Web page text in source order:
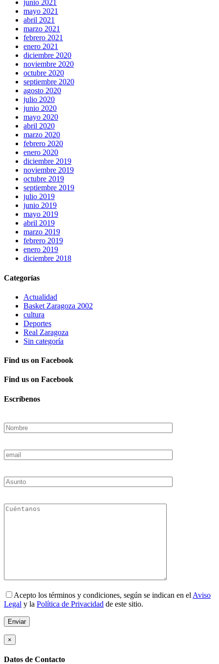
junio 2021
mayo 2021
abril 2021
marzo 2021
febrero 2021
enero 2021
diciembre 2020
noviembre 2020
octubre 2020
septiembre 2020
agosto 2020
julio 2020
junio 2020
mayo 2020
abril 2020
marzo 2020
febrero 2020
enero 2020
diciembre 2019
noviembre 2019
octubre 2019
septiembre 2019
julio 2019
junio 2019
mayo 2019
abril 2019
marzo 2019
febrero 2019
enero 2019
diciembre 2018
Categorías
Actualidad
Basket Zaragoza 2002
cultura
Deportes
Real Zaragoza
Sin categoría
Find us on Facebook
Find us on Facebook
Escríbenos
Acepto los términos y condiciones, según se indican en el Aviso
Legal y la Política de Privacidad de este sitio.
×
Datos de Contacto